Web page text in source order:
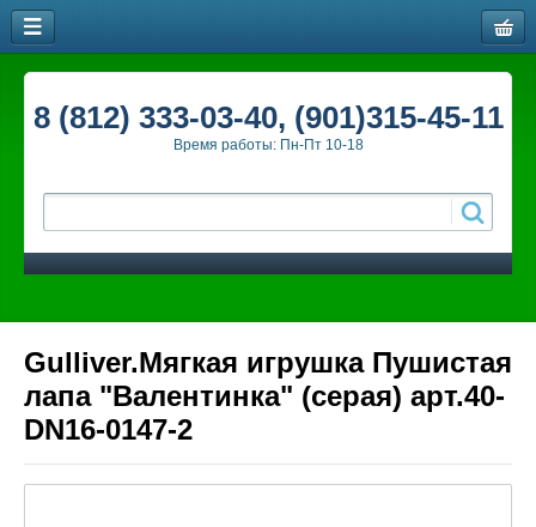
8 (812) 333-03-40, (901)315-45-11
Время работы: Пн-Пт 10-18
Gulliver.Мягкая игрушка Пушистая
лапа "Валентинка" (серая) арт.40-
DN16-0147-2